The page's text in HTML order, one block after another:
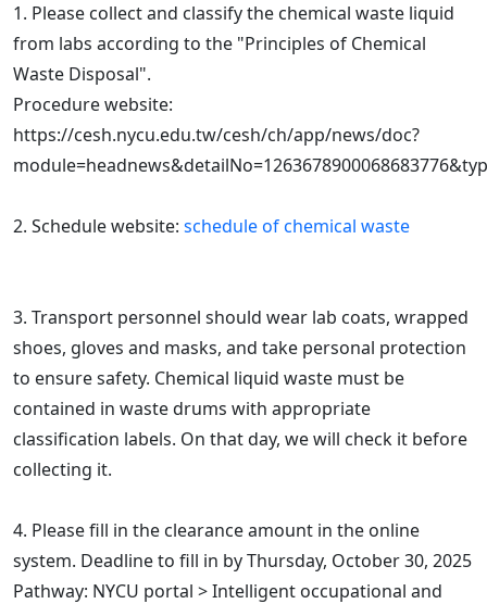
1. Please collect and classify the chemical waste liquid
from labs according to the "Principles of Chemical
Waste Disposal".
Procedure website:
https://cesh.nycu.edu.tw/cesh/ch/app/news/doc?
2. Schedule website: schedule of chemical waste
3. Transport personnel should wear lab coats, wrapped
shoes, gloves and masks, and take personal protection
to ensure safety. Chemical liquid waste must be
contained in waste drums with appropriate
classification labels. On that day, we will check it before
collecting it.
4. Please fill in the clearance amount in the online
system. Deadline to fill in by Thursday, October 30, 2025
Pathway: NYCU portal > Intelligent occupational and